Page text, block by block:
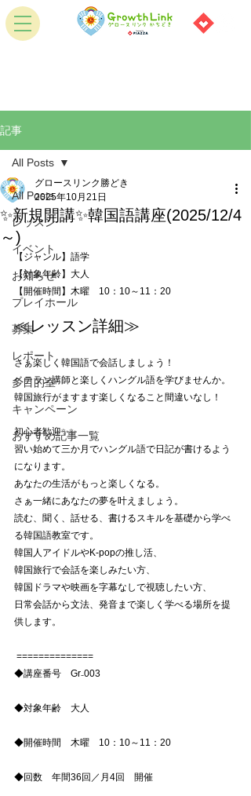
記事
All Posts
レッスン
イベント
お知らせ
プレイホール
募集
レポート
多目的室
キャンペーン
おすすめ記事一覧
All Posts
✨新規開講✨韓国語講座(2025/12/4
～)
グロースリンク勝どき
2025年10月21日
【ジャンル】語学
【対象年齢】大人
【開催時間】木曜　10：10～11：20
≪レッスン詳細≫
さぁ楽しく韓国語で会話しましょう！
ベテラン講師と楽しくハングル語を学びませんか。
韓国旅行がますます楽しくなること間違いなし！
初心者歓迎✨✨
習い始めて三か月でハングル語で日記が書けるよう
になります。
あなたの生活がもっと楽しくなる。
さぁ一緒にあなたの夢を叶えましょう。
読む、聞く、話せる、書けるスキルを基礎から学べ
る韓国語教室です。
韓国人アイドルやK-popの推し活、
韓国旅行で会話を楽しみたい方、
韓国ドラマや映画を字幕なしで視聴したい方、
日常会話から文法、発音まで楽しく学べる場所を提
供します。
==============
◆講座番号　Gr₋003
◆対象年齢　大人
◆開催時間　木曜　10：10～11：20
◆回数　年間36回／月4回　開催